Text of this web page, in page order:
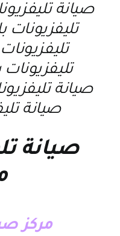
صيانة
تليفزيونات
تليفزيونات
صيانة
صيانة
صيانة
مركز